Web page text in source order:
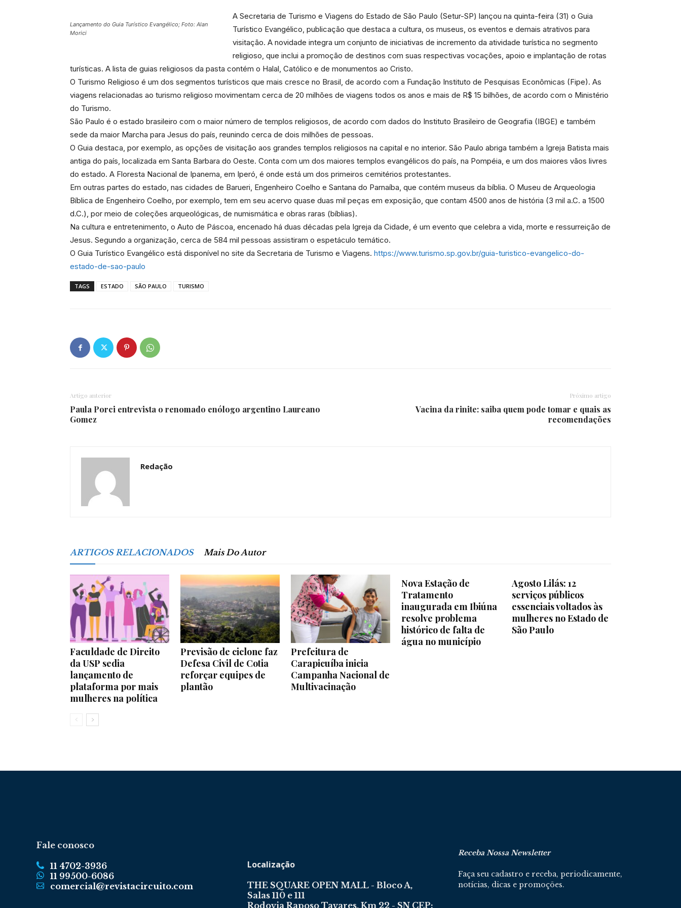
Notícias
Lançamento do Guia Turístico Evangélico; Foto: Alan
Morici
A Secretaria de Turismo e Viagens do Estado de São Paulo (Setur-SP) lançou na quinta-feira (31) o Guia
Turístico Evangélico, publicação que destaca a cultura, os museus, os eventos e demais atrativos para
visitação. A novidade integra um conjunto de iniciativas de incremento da atividade turística no segmento
religioso, que inclui a promoção de destinos com suas respectivas vocações, apoio e implantação de rotas
turísticas. A lista de guias religiosos da pasta contém o Halal, Católico e de monumentos ao Cristo.
O Turismo Religioso é um dos segmentos turísticos que mais cresce no Brasil, de acordo com a Fundação Instituto de Pesquisas Econômicas (Fipe). As
viagens relacionadas ao turismo religioso movimentam cerca de 20 milhões de viagens todos os anos e mais de R$ 15 bilhões, de acordo com o Ministério
do Turismo.
São Paulo é o estado brasileiro com o maior número de templos religiosos, de acordo com dados do Instituto Brasileiro de Geografia (IBGE) e também
sede da maior Marcha para Jesus do país, reunindo cerca de dois milhões de pessoas.
O Guia destaca, por exemplo, as opções de visitação aos grandes templos religiosos na capital e no interior. São Paulo abriga também a Igreja Batista mais
antiga do país, localizada em Santa Barbara do Oeste. Conta com um dos maiores templos evangélicos do país, na Pompéia, e um dos maiores vãos livres
do estado. A Floresta Nacional de Ipanema, em Iperó, é onde está um dos primeiros cemitérios protestantes.
Em outras partes do estado, nas cidades de Barueri, Engenheiro Coelho e Santana do Parnaíba, que contém museus da bíblia. O Museu de Arqueologia
Bíblica de Engenheiro Coelho, por exemplo, tem em seu acervo quase duas mil peças em exposição, que contam 4500 anos de história (3 mil a.C. a 1500
d.C.), por meio de coleções arqueológicas, de numismática e obras raras (bíblias).
Na cultura e entretenimento, o Auto de Páscoa, encenado há duas décadas pela Igreja da Cidade, é um evento que celebra a vida, morte e ressurreição de
Jesus. Segundo a organização, cerca de 584 mil pessoas assistiram o espetáculo temático.
O Guia Turístico Evangélico está disponível no site da Secretaria de Turismo e Viagens. https://www.turismo.sp.gov.br/guia-turistico-evangelico-do-
estado-de-sao-paulo
TAGS ESTADO SÃO PAULO TURISMO
Artigo anterior
Paula Porci entrevista o renomado enólogo argentino Laureano
Gomez
Próximo artigo
Vacina da rinite: saiba quem pode tomar e quais as
recomendações
Redação
ARTIGOS RELACIONADOS Mais Do Autor
Faculdade de Direito
da USP sedia
lançamento de
plataforma por mais
mulheres na política
Previsão de ciclone faz
Defesa Civil de Cotia
reforçar equipes de
plantão
Prefeitura de
Carapicuíba inicia
Campanha Nacional de
Multivacinação
Nova Estação de
Tratamento
inaugurada em Ibiúna
resolve problema
histórico de falta de
água no município
Agosto Lilás: 12
serviços públicos
essenciais voltados às
mulheres no Estado de
São Paulo
Fale conosco
11 4702-3936
11 99500-6086
comercial@revistacircuito.com
Localização
THE SQUARE OPEN MALL - Bloco A,
Salas 110 e 111
Rodovia Raposo Tavares, Km 22 - SN CEP:
Receba Nossa Newsletter
Faça seu cadastro e receba, periodicamente,
notícias, dicas e promoções.